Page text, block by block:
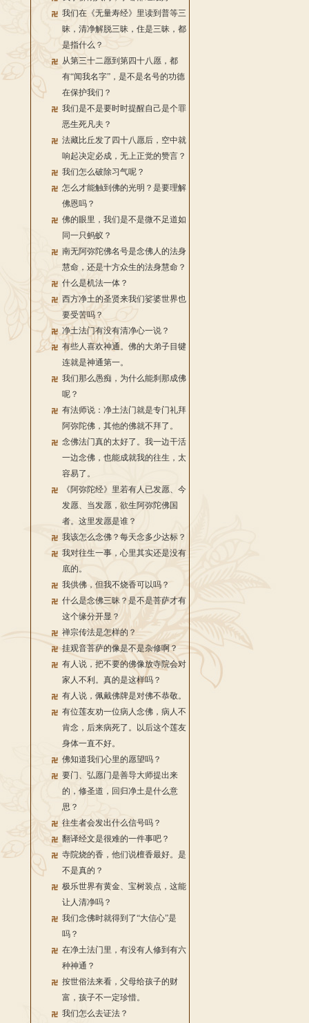
我们在《无量寿经》里读到普等三
昧，清净解脱三昧，住是三昧，都
是指什么？
从第三十二愿到第四十八愿，都
有“闻我名字”，是不是名号的功德
在保护我们？
我们是不是要时时提醒自己是个罪
恶生死凡夫？
法藏比丘发了四十八愿后，空中就
响起决定必成，无上正觉的赞言？
我们怎么破除习气呢？
怎么才能触到佛的光明？是要理解
佛恩吗？
佛的眼里，我们是不是微不足道如
同一只蚂蚁？
南无阿弥陀佛名号是念佛人的法身
慧命，还是十方众生的法身慧命？
什么是机法一体？
西方净土的圣贤来我们娑婆世界也
要受苦吗？
净土法门有没有清净心一说？
有些人喜欢神通。佛的大弟子目犍
连就是神通第一。
我们那么愚痴，为什么能刹那成佛
呢？
有法师说：净土法门就是专门礼拜
阿弥陀佛，其他的佛就不拜了。
念佛法门真的太好了。我一边干活
一边念佛，也能成就我的往生，太
容易了。
《阿弥陀经》里若有人已发愿、今
发愿、当发愿，欲生阿弥陀佛国
者。这里发愿是谁？
我该怎么念佛？每天念多少达标？
我对往生一事，心里其实还是没有
底的。
我供佛，但我不烧香可以吗？
什么是念佛三昧？是不是菩萨才有
这个缘分开显？
禅宗传法是怎样的？
挂观音菩萨的像是不是杂修啊？
有人说，把不要的佛像放寺院会对
家人不利。真的是这样吗？
有人说，佩戴佛牌是对佛不恭敬。
有位莲友劝一位病人念佛，病人不
肯念，后来病死了。以后这个莲友
身体一直不好。
佛知道我们心里的愿望吗？
要门、弘愿门是善导大师提出来
的，修圣道，回归净土是什么意
思？
往生者会发出什么信号吗？
翻译经文是很难的一件事吧？
寺院烧的香，他们说檀香最好。是
不是真的？
极乐世界有黄金、宝树装点，这能
让人清净吗？
我们念佛时就得到了“大信心”是
吗？
在净土法门里，有没有人修到有六
种神通？
按世俗法来看，父母给孩子的财
富，孩子不一定珍惜。
我们怎么去证法？